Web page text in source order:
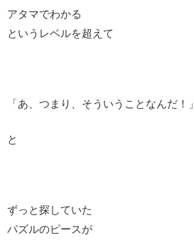
アタマでわかる
というレベルを超えて
「あ、つまり、そういうことなんだ！」
と
ずっと探していた
パズルのピースが